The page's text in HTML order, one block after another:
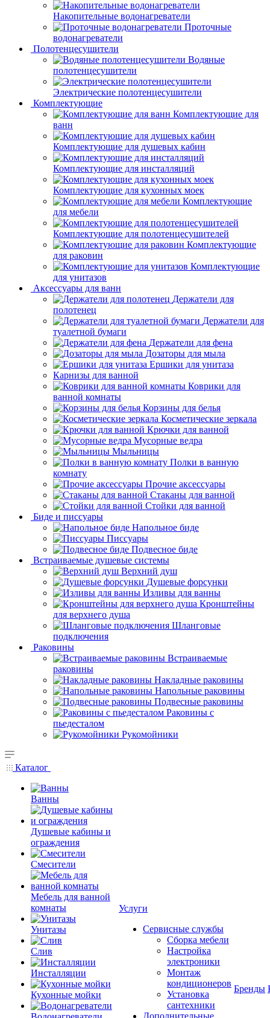
Накопительные водонагреватели
Проточные
водонагреватели
Полотенцесушители
Водяные
полотенцесушители
Электрические полотенцесушители
Комплектующие
Комплектующие для
ванн
Комплектующие для душевых кабин
Комплектующие для инсталляций
Комплектующие для кухонных моек
Комплектующие
для мебели
Комплектующие для полотенцесушителей
Комплектующие
для раковин
Комплектующие
для унитазов
Аксессуары для ванн
Держатели для
полотенец
Держатели для
туалетной бумаги
Держатели для фена
Дозаторы для мыла
Ершики для унитаза
Карнизы для ванной
Коврики для
ванной комнаты
Корзины для белья
Косметические зеркала
Крючки для ванной
Мусорные ведра
Мыльницы
Полки в ванную
комнату
Прочие аксессуары
Стаканы для ванной
Стойки для ванной
Биде и писсуары
Напольное биде
Писсуары
Подвесное биде
Встраиваемые душевые системы
Верхний душ
Душевые форсунки
Изливы для ванны
Кронштейны
для верхнего душа
Шланговые
подключения
Раковины
Встраиваемые
раковины
Накладные раковины
Напольные раковины
Подвесные раковины
Раковины с
пьедесталом
Рукомойники
Каталог
Ванны
Душевые кабины и
ограждения
Смесители
Мебель для ванной
комнаты
Унитазы
Слив
Инсталляции
Кухонные мойки
Услуги
Сервисные службы
Сборка мебели
Настройка
электроники
Монтаж
кондиционеров
Установка
сантехники
Дополнительные
Бренды